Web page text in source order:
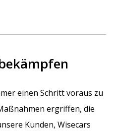
einen Schritt voraus zu
ergriffen, die
Kunden, Wisecars